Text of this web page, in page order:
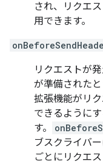
され、リクエ
用できます。
リクエストが
が準備された
拡張機能がリ
できるように
す。
ブスクライバ
ごとにリクエ